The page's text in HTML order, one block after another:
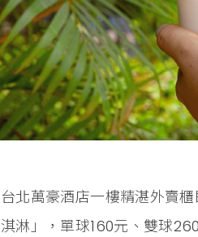
北萬豪酒店一樓精湛外賣
淋」，單球160元、雙球